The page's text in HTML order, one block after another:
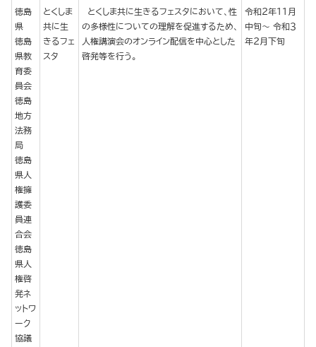
徳島
県
徳島
県教
育委
員会
徳島
地方
法務
局
徳島
県人
権擁
護委
員連
合会
徳島
県人
権啓
発ネ
ットワ
ーク
協議
とくしま
共に生
きるフェ
スタ
とくしま共に生きるフェスタにおいて、性
の多様性についての理解を促進するため、
人権講演会のオンライン配信を中心とした
啓発等を行う。
令和２年１１月
中旬～ 令和３
年２月下旬